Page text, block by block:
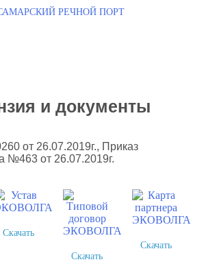
РЕЧНОЙ ПОРТ
и документы
от 26.07.2019г., Приказ
№463 от 26.07.2019г.
Скачать
Скачать
Скачать